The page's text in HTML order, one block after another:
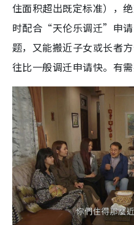
住面积超出既定标准），
时配合“天伦乐调迁”申请
题，又能搬近子女或长者
往比一般调迁申请快。有